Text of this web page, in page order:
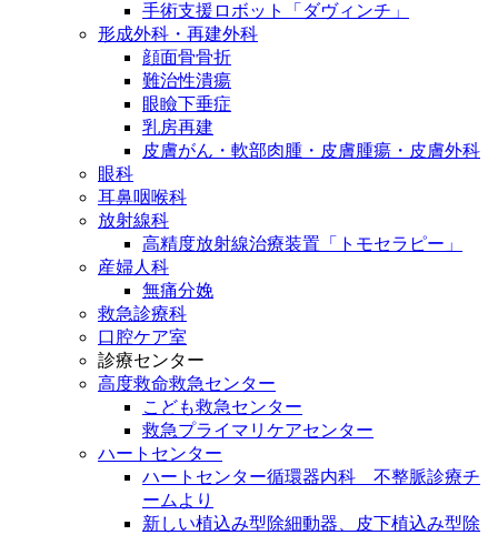
手術支援ロボット「ダヴィンチ」
形成外科・再建外科
顔面骨骨折
難治性潰瘍
眼瞼下垂症
乳房再建
皮膚がん・軟部肉腫・皮膚腫瘍・皮膚外科
眼科
耳鼻咽喉科
放射線科
高精度放射線治療装置「トモセラピー」
産婦人科
無痛分娩
救急診療科
口腔ケア室
診療センター
高度救命救急センター
こども救急センター
救急プライマリケアセンター
ハートセンター
ハートセンター循環器内科 不整脈診療チ
ームより
新しい植込み型除細動器、皮下植込み型除